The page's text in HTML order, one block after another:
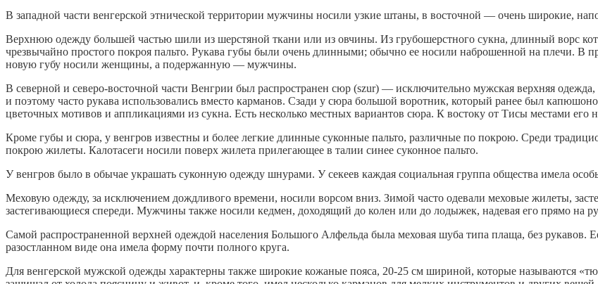
В западной части венгерской этнической территории мужчины носили узкие штаны, в восточной — очень широкие,
Верхнюю одежду большей частью шили из шерстяной ткани или из овчины. Из грубошерстного сукна, длинный ворс
чрезвычайно простого покроя пальто. Рукава губы были очень длинными; обычно ее носили наброшенной на плечи. В
новую губу носили женщины, а подержанную — мужчины.
В северной и северо-восточной части Венгрии был распространен сюр (szur) — исключительно мужская верхняя
и поэтому часто рукава использовались вместо карманов. Сзади у сюра большой воротник, который ранее был
цветочных мотивов и аппликациями из сукна. Есть несколько местных вариантов сюра. К востоку от Тисы местами его
Кроме губы и сюра, у венгров известны и более легкие длинные суконные пальто, различные по покрою. Среди
покрою жилеты. Калотасеги носили поверх жилета прилегающее в талии синее суконное пальто.
У венгров было в обычае украшать суконную одежду шнурами. У секеев каждая социальная группа общества имела
Меховую одежду, за исключением дождливого времени, носили ворсом вниз. Зимой часто одевали меховые жилеты,
застегивающиеся спереди. Мужчины также носили кедмен, доходящий до колен или до лодыжек, надевая его прямо на
Самой распространенной верхней одеждой населения Большого Алфельда была меховая шуба типа плаща, без рукавов.
разостланном виде она имела форму почти полного круга.
Для венгерской мужской одежды характерны также широкие кожаные пояса, 20-25 см шириной, которые называются